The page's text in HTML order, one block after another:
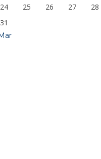
24 25 26 27 28
31